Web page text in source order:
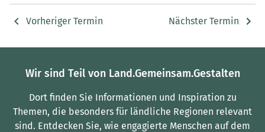
Vorheriger Termin Nächster Termin
Wir sind Teil von Land.Gemeinsam.Gestalten
Dort finden Sie Informationen und Inspiration zu
Themen, die besonders für ländliche Regionen relevant
sind. Entdecken Sie, wie engagierte Menschen auf dem